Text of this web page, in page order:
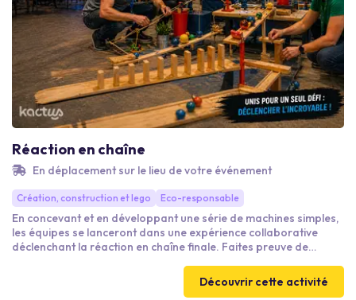
Réaction en chaîne
En déplacement sur le lieu de votre événement
Création, construction et lego Eco-responsable
En concevant et en développant une série de machines simples,
les équipes se lanceront dans une expérience collaborative
déclenchant la réaction en chaîne finale. Faites preuve de
Découvrir cette activité